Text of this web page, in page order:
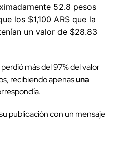
52.8 pesos
los $1,100 ARS que la
un valor de $28.83
más del 97% del valor
recibiendo apenasuna
publicación con un mensaje